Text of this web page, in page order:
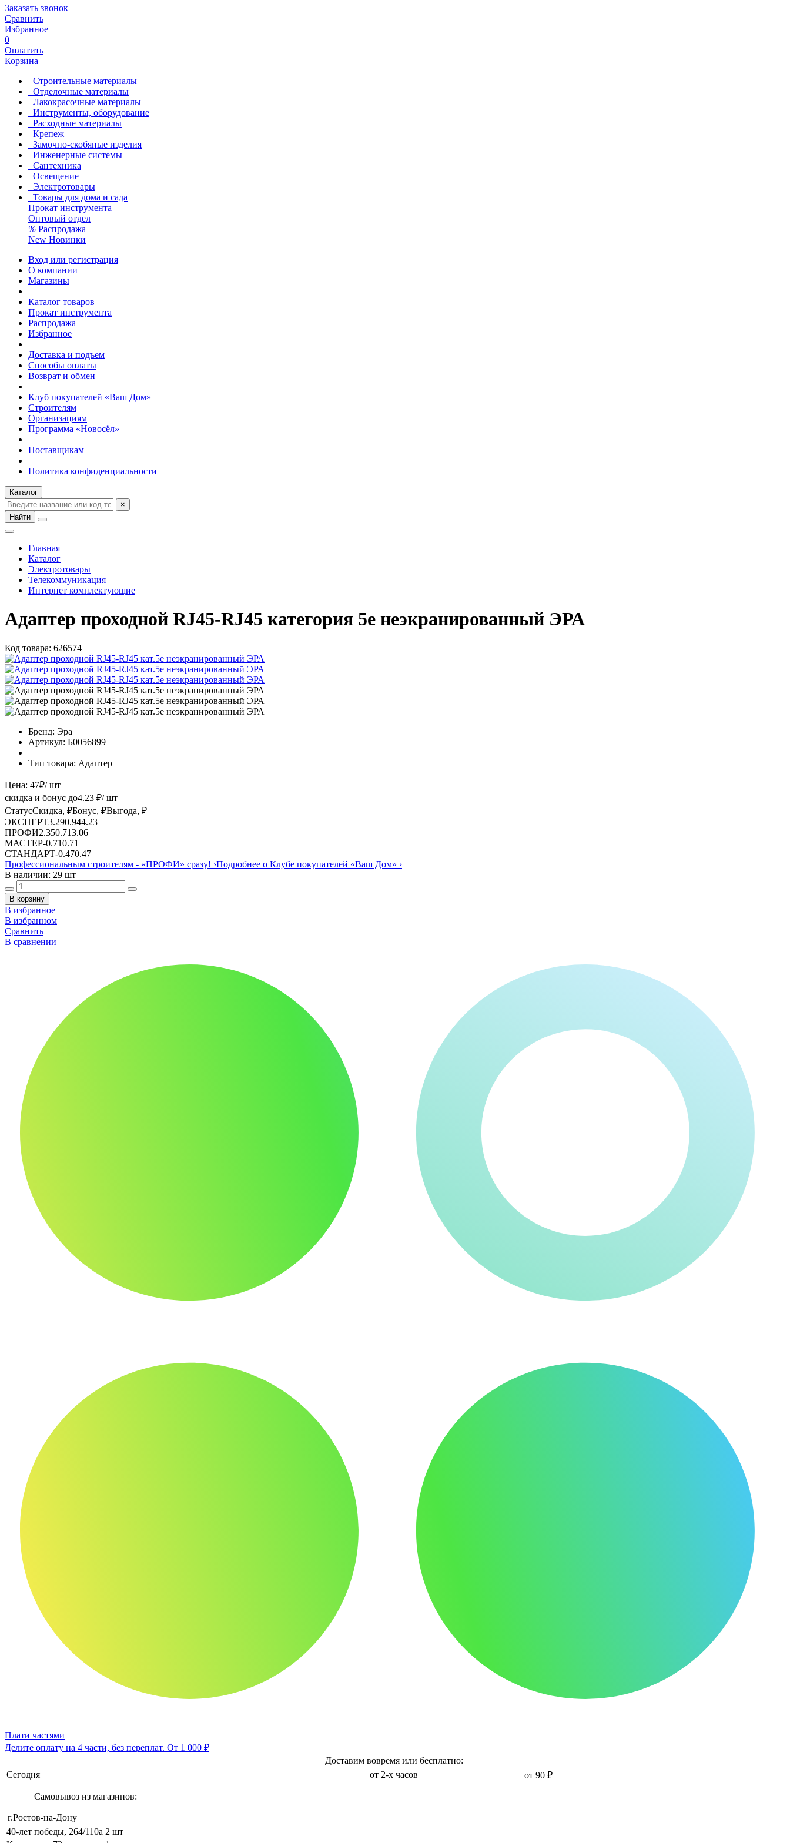
Заказать звонок
Сравнить
Избранное
0
Оплатить
Корзина
Строительные материалы
Отделочные материалы
Лакокрасочные материалы
Инструменты, оборудование
Расходные материалы
Крепеж
Замочно-скобяные изделия
Инженерные системы
Сантехника
Освещение
Электротовары
Товары для дома и сада
Прокат инструмента
Оптовый отдел
% Распродажа
New Новинки
Вход или регистрация
О компании
Магазины
Каталог товаров
Прокат инструмента
Распродажа
Избранное
Доставка и подъем
Способы оплаты
Возврат и обмен
Клуб покупателей «Ваш Дом»
Строителям
Организациям
Программа «Новосёл»
Поставщикам
Политика конфиденциальности
Каталог
×
Найти
Главная
Каталог
Электротовары
Телекоммуникация
Интернет комплектующие
Адаптер проходной RJ45-RJ45 категория 5е неэкранированный ЭРА
Код товара: 626574
Бренд: Эра
Артикул: Б0056899
Тип товара: Адаптер
Цена: 47₽/ шт
скидка и бонус до4.23 ₽/ шт
СтатусСкидка, ₽Бонус, ₽Выгода, ₽
ЭКСПЕРТ3.290.944.23
ПРОФИ2.350.713.06
МАСТЕР-0.710.71
СТАНДАРТ-0.470.47
Профессиональным строителям - «ПРОФИ» сразу! ›Подробнее о Клубе покупателей «Ваш Дом» ›
В наличии: 29 шт
В корзину
В избранное
В избранном
Сравнить
В сравнении
Плати частями
Делите оплату на 4 части, без переплат. От 1 000 ₽
Доставим вовремя или бесплатно:
Сегодня
от 2-х часов от 90 ₽
Самовывоз из магазинов:
г.Ростов-на-Дону
40-лет победы, 264/110а 2 шт